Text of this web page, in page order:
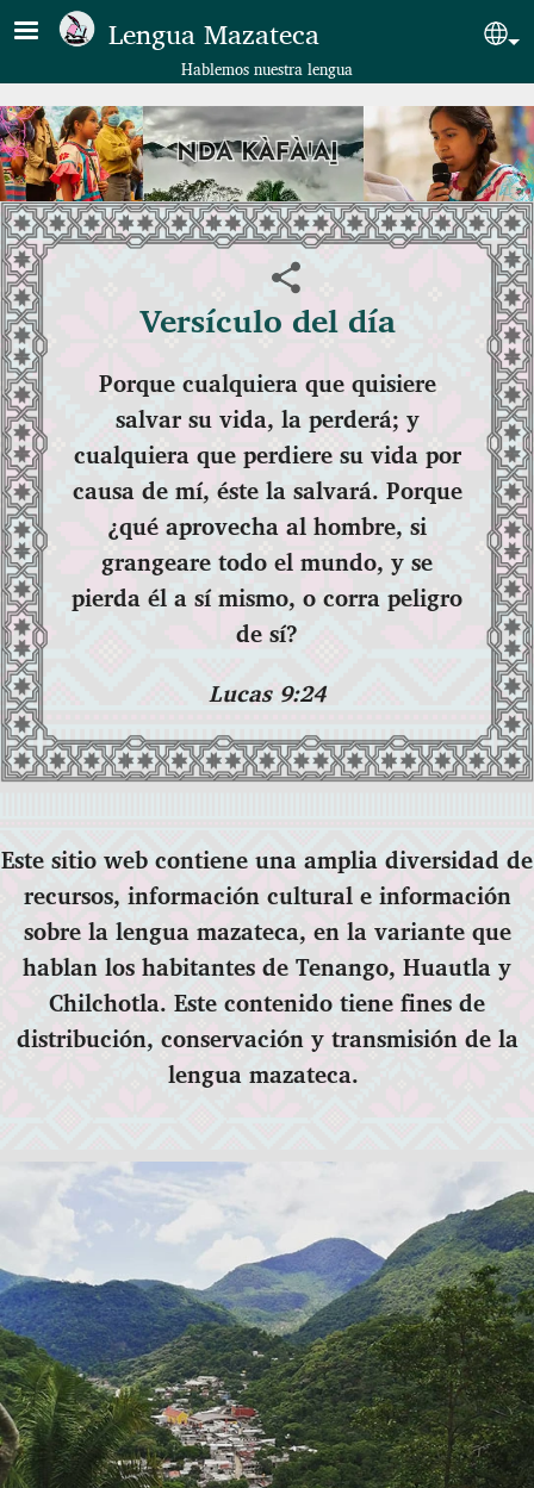
Pasar al contenido principal
Lengua Mazateca
Hablemos nuestra lengua
Versículo del día
Porque cualquiera que quisiere
salvar su vida, la perderá; y
cualquiera que perdiere su vida por
causa de mí, éste la salvará. Porque
¿qué aprovecha al hombre, si
grangeare todo el mundo, y se
pierda él a sí mismo, o corra peligro
de sí?
Lucas 9:24
Este sitio web contiene una amplia diversidad de
recursos, información cultural e información
sobre la lengua mazateca, en la variante que
hablan los habitantes de Tenango, Huautla y
Chilchotla. Este contenido tiene fines de
distribución, conservación y transmisión de la
lengua mazateca.